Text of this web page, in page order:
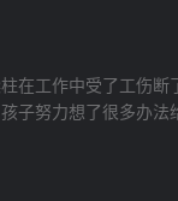
在工作中受了工伤
子努力想了很多办法